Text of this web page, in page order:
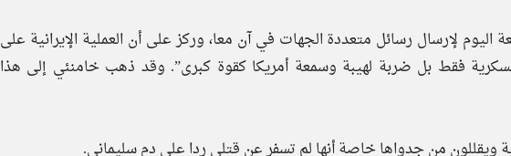
اليوم لإرسال رسائل متعددة الجهات في آن معا، وركز على أن العملية الإيرانية على
فقط بل ضربة لهيبة وسمعة أمريكا كقوة كبرى”. وقد ذهب خامنئي إلى هذا
ويقللون من جدواها خاصة أنها لم تسفر عن قتلى ردا على دم سليماني.